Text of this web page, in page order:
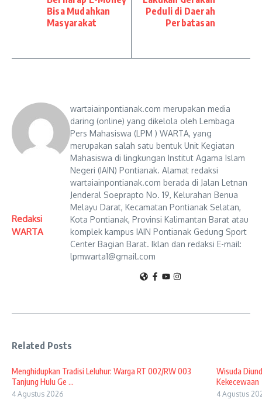
Bisa Mudahkan
Masyarakat
Peduli di Daerah
Perbatasan
Redaksi
WARTA
wartaiainpontianak.com merupakan media
daring (online) yang dikelola oleh Lembaga
Pers Mahasiswa (LPM ) WARTA, yang
merupakan salah satu bentuk Unit Kegiatan
Mahasiswa di lingkungan Institut Agama Islam
Negeri (IAIN) Pontianak. Alamat redaksi
wartaiainpontianak.com berada di Jalan Letnan
Jenderal Soeprapto No. 19, Kelurahan Benua
Melayu Darat, Kecamatan Pontianak Selatan,
Kota Pontianak, Provinsi Kalimantan Barat atau
komplek kampus IAIN Pontianak Gedung Sport
Center Bagian Barat. Iklan dan redaksi E-mail:
lpmwarta1@gmail.com
Related Posts
Menghidupkan Tradisi Leluhur: Warga RT 002/RW 003
Tanjung Hulu Ge ...
4 Agustus 2026
Wisuda
Kekecewaan
4 Agustus